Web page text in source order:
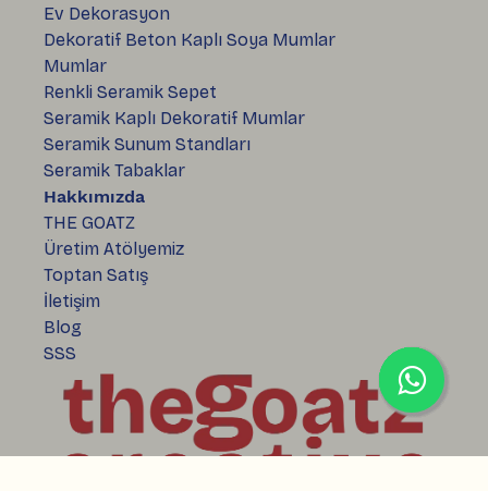
Ev Dekorasyon
Dekoratif Beton Kaplı Soya Mumlar
Mumlar
Renkli Seramik Sepet
Seramik Kaplı Dekoratif Mumlar
Seramik Sunum Standları
Seramik Tabaklar
Hakkımızda
THE GOATZ
Üretim Atölyemiz
Toptan Satış
İletişim
Blog
SSS